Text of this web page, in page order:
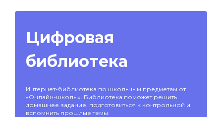
Цифровая
библиотека
Интернет-библиотека по школьным предметам от
«Онлайн-школы». Библиотека поможет решить
домашнее задание, подготовиться к контрольной и
вспомнить прошлые темы.